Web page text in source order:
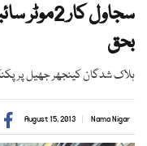
بحق
ہلاک شدگان کینجھر جھیل پر
Nama Nigar
August 15, 2013